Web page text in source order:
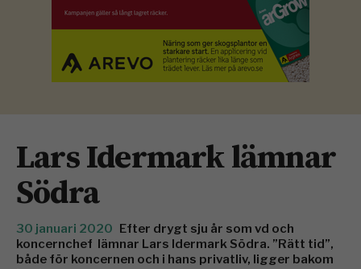
Lars Idermark lämnar
Södra
30 januari 2020 Efter drygt sju år som vd och
koncernchef lämnar Lars Idermark Södra. ”Rätt tid”,
både för koncernen och i hans privatliv, ligger bakom